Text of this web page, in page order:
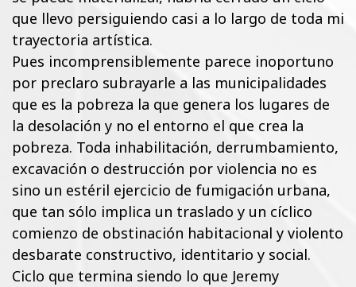
que llevo persiguiendo casi a lo largo de toda mi
trayectoria artística.
Pues incomprensiblemente parece inoportuno
por preclaro subrayarle a las municipalidades
que es la pobreza la que genera los lugares de
la desolación y no el entorno el que crea la
pobreza. Toda inhabilitación, derrumbamiento,
excavación o destrucción por violencia no es
sino un estéril ejercicio de fumigación urbana,
que tan sólo implica un traslado y un cíclico
comienzo de obstinación habitacional y violento
desbarate constructivo, identitario y social.
Ciclo que termina siendo lo que Jeremy